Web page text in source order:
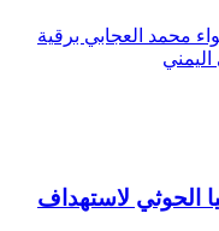
محمد العجابي برقية
الحوثي لاستهداف